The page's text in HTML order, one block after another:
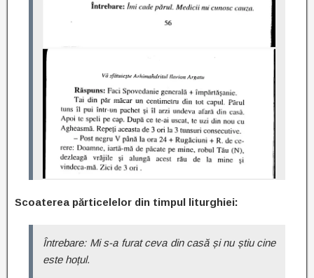
Scoaterea părticelelor din timpul liturghiei:
Întrebare: Mi s-a furat ceva din casă și nu știu cine
este hoțul.